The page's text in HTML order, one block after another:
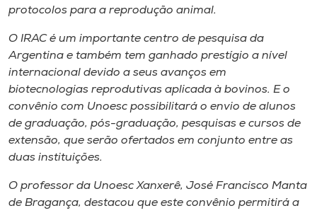
protocolos para a reprodução animal.
O IRAC é um importante centro de pesquisa da
Argentina e também tem ganhado prestígio a nível
internacional devido a seus avanços em
biotecnologias reprodutivas aplicada à bovinos. E o
convênio com Unoesc possibilitará o envio de alunos
de graduação, pós-graduação, pesquisas e cursos de
extensão, que serão ofertados em conjunto entre as
duas instituições.
O professor da Unoesc Xanxerê, José Francisco Manta
de Bragança, destacou que este convênio permitirá a